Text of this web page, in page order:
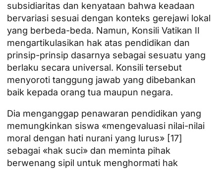
subsidiaritas dan kenyataan bahwa keadaan
bervariasi sesuai dengan konteks gerejawi lokal
yang berbeda-beda. Namun, Konsili Vatikan II
mengartikulasikan hak atas pendidikan dan
prinsip-prinsip dasarnya sebagai sesuatu yang
berlaku secara universal. Konsili tersebut
menyoroti tanggung jawab yang dibebankan
baik kepada orang tua maupun negara.
Dia menganggap penawaran pendidikan yang
memungkinkan siswa «mengevaluasi nilai-nilai
moral dengan hati nurani yang lurus» [17]
sebagai «hak suci» dan meminta pihak
berwenang sipil untuk menghormati hak